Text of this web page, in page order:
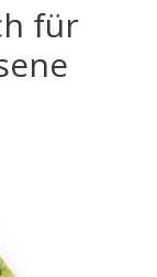
für